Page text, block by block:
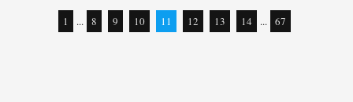
1 ... 8 9 10 11 12 13 14 ... 67